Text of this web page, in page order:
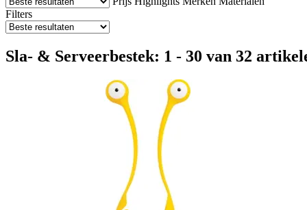
Filters
Sla- & Serveerbestek: 1 - 30 van 32